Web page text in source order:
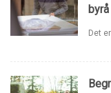
byrå
Det